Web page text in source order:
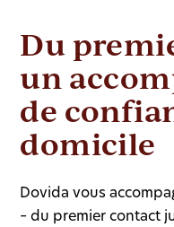
Du
un
de
domicile
Dovida vous
– du premier contact